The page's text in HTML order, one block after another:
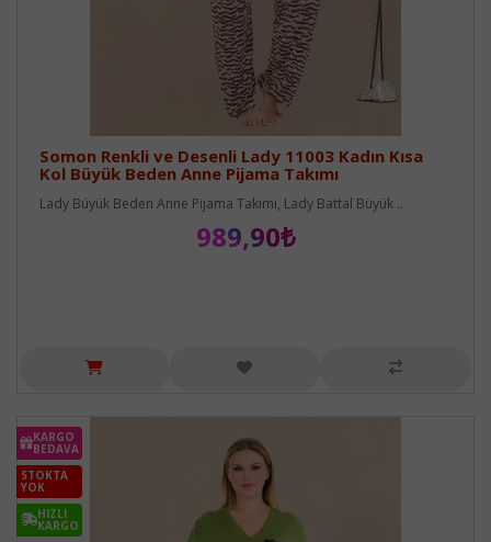
Somon Renkli ve Desenli Lady 11003 Kadın Kısa
Kol Büyük Beden Anne Pijama Takımı
Lady Büyük Beden Anne Pijama Takımı, Lady Battal Büyük ..
989,90₺
KARGO
BEDAVA
STOKTA
YOK
HIZLI
KARGO